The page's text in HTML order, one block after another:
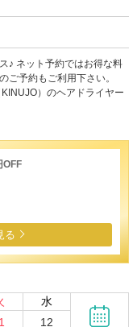
♪ ネット予約ではお得な料
ご予約もご利用下さい。
）のヘアドライヤー
OFF
る
水
12